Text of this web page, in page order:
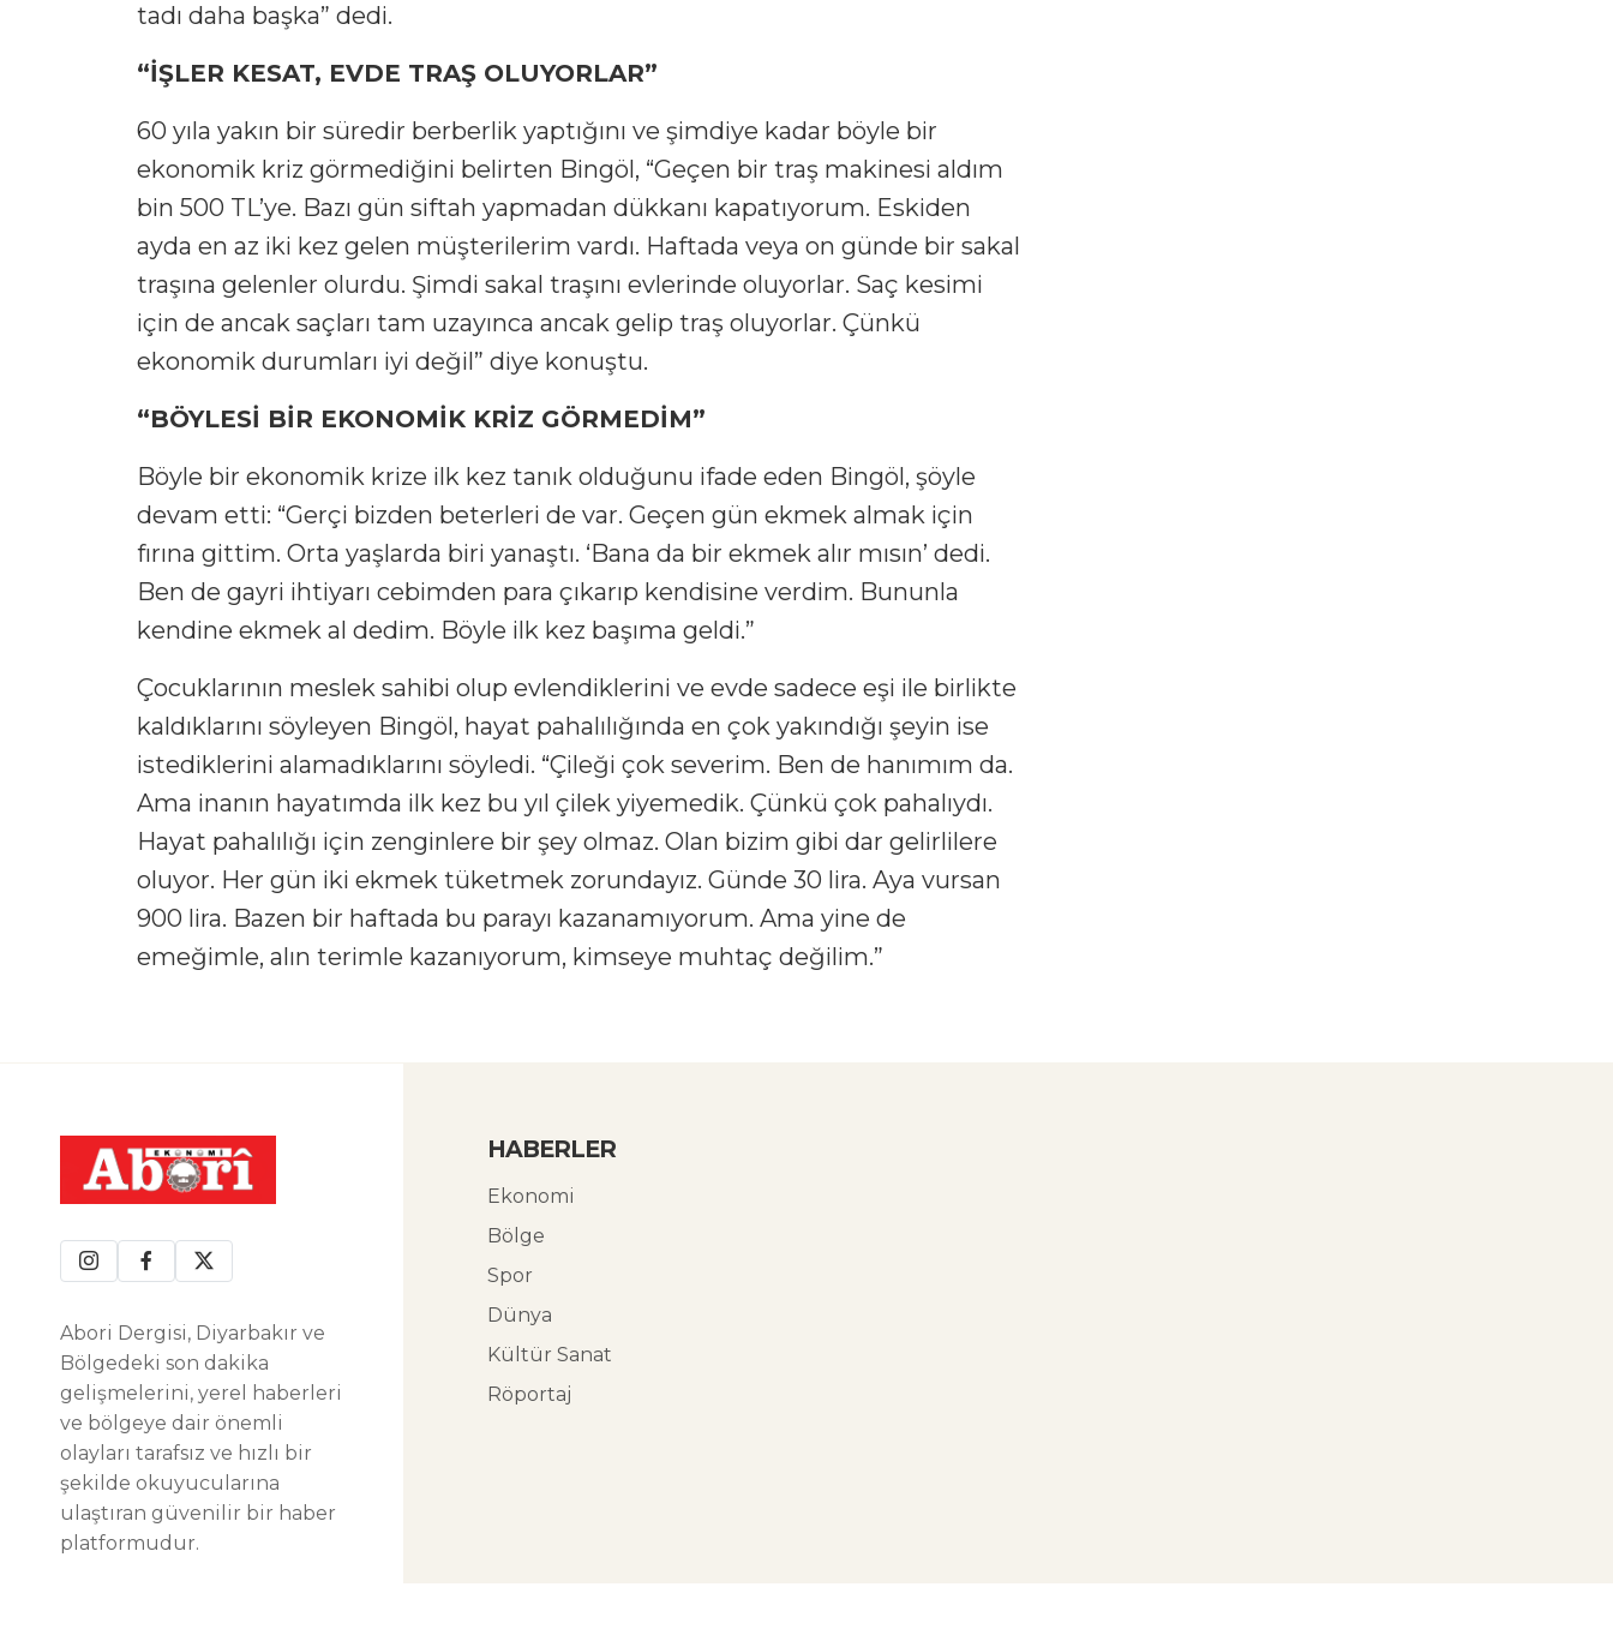
tadı daha başka” dedi.
“İŞLER KESAT, EVDE TRAŞ OLUYORLAR”
60 yıla yakın bir süredir berberlik yaptığını ve şimdiye kadar böyle bir
ekonomik kriz görmediğini belirten Bingöl, “Geçen bir traş makinesi aldım
bin 500 TL’ye. Bazı gün siftah yapmadan dükkanı kapatıyorum. Eskiden
ayda en az iki kez gelen müşterilerim vardı. Haftada veya on günde bir sakal
traşına gelenler olurdu. Şimdi sakal traşını evlerinde oluyorlar. Saç kesimi
için de ancak saçları tam uzayınca ancak gelip traş oluyorlar. Çünkü
ekonomik durumları iyi değil” diye konuştu.
“BÖYLESİ BİR EKONOMİK KRİZ GÖRMEDİM”
Böyle bir ekonomik krize ilk kez tanık olduğunu ifade eden Bingöl, şöyle
devam etti: “Gerçi bizden beterleri de var. Geçen gün ekmek almak için
fırına gittim. Orta yaşlarda biri yanaştı. ‘Bana da bir ekmek alır mısın’ dedi.
Ben de gayri ihtiyarı cebimden para çıkarıp kendisine verdim. Bununla
kendine ekmek al dedim. Böyle ilk kez başıma geldi.”
Çocuklarının meslek sahibi olup evlendiklerini ve evde sadece eşi ile birlikte
kaldıklarını söyleyen Bingöl, hayat pahalılığında en çok yakındığı şeyin ise
istediklerini alamadıklarını söyledi. “Çileği çok severim. Ben de hanımım da.
Ama inanın hayatımda ilk kez bu yıl çilek yiyemedik. Çünkü çok pahalıydı.
Hayat pahalılığı için zenginlere bir şey olmaz. Olan bizim gibi dar gelirlilere
oluyor. Her gün iki ekmek tüketmek zorundayız. Günde 30 lira. Aya vursan
900 lira. Bazen bir haftada bu parayı kazanamıyorum. Ama yine de
emeğimle, alın terimle kazanıyorum, kimseye muhtaç değilim.”
Abori Dergisi, Diyarbakır ve
Bölgedeki son dakika
gelişmelerini, yerel haberleri
ve bölgeye dair önemli
olayları tarafsız ve hızlı bir
şekilde okuyucularına
ulaştıran güvenilir bir haber
platformudur.
HABERLER
Ekonomi
Bölge
Spor
Dünya
Kültür Sanat
Röportaj